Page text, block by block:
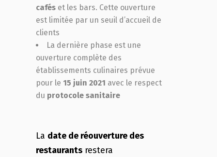
cafés et les bars. Cette ouverture
est limitée par un seuil d’accueil de
clients
La dernière phase est une
ouverture complète des
établissements culinaires prévue
pour le 15 juin 2021 avec le respect
du protocole sanitaire
La date de réouverture des
restaurants restera